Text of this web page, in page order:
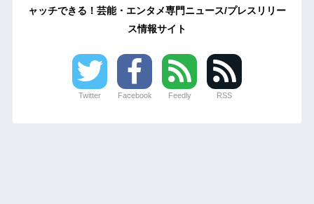
ャッチできる！芸能・エンタメ専門ニュース/プレスリリー
ス情報サイト
Twitter Facebook Feedly RSS